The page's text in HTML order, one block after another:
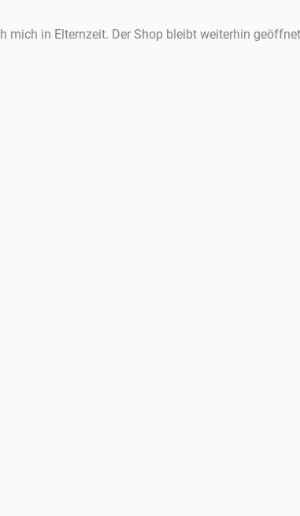
mich in Elternzeit. Der Shop bleibt weiterhin